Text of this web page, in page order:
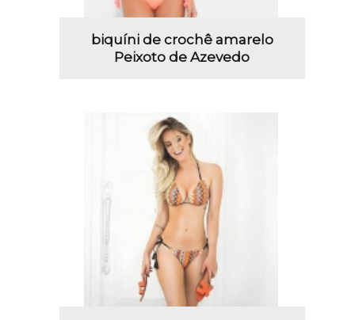
biquíni de crochê amarelo
Peixoto de Azevedo